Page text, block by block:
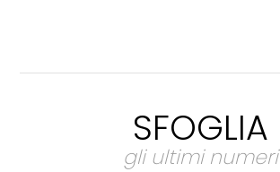
SFOGLIA
gli ultimi numeri